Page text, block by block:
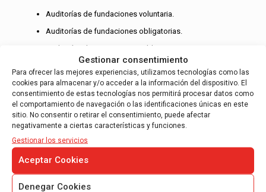
Gestionar consentimiento
Para ofrecer las mejores experiencias, utilizamos tecnologías como las
cookies para almacenar y/o acceder a la información del dispositivo. El
consentimiento de estas tecnologías nos permitirá procesar datos como
el comportamiento de navegación o las identificaciones únicas en este
sitio. No consentir o retirar el consentimiento, puede afectar
negativamente a ciertas características y funciones.
Gestionar los servicios
Aceptar Cookies
Denegar Cookies
Auditorías de fundaciones voluntaria.
Auditorías de fundaciones obligatorias.
Auditorías de asociaciones obligatorias.
Auditoría de cooperativas.
Tras cumplir los requisitos, algunas fundaciones
esta obligadas en auditarse, AOB auditores
dispone de un departamento con 5 auditores
ROAC especializados en las auditorías…
Leer más